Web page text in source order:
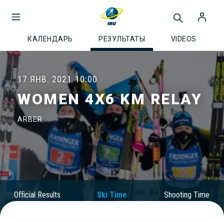
КАЛЕНДАРЬ РЕЗУЛЬТАТЫ VIDEOS
17 ЯНВ. 2021 10:00
WOMEN 4X6 KM RELAY
ARBER
Official Results Ski Time Shooting Time